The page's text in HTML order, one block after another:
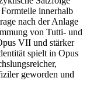
innerhalb
nach der Anlage
von Tutti- und
VII und stärker
spielt in Opus
geworden und